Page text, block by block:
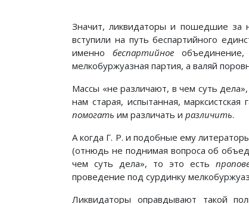
Значит, ликвидаторы и пошедшие за
вступили на путь беспартийного
именно беспартийноеобъединение,
мелкобуржуазная партия, а валяй
Массы «не различают, в чем суть
нам старая, испытанная, марксистская
помогать им различать и различить.
А когда Г. Р. и подобные ему
(отнюдь не поднимая вопроса об
чем суть дела», то это есть
проведение под сурдинку
Ликвидаторы оправдывают такой